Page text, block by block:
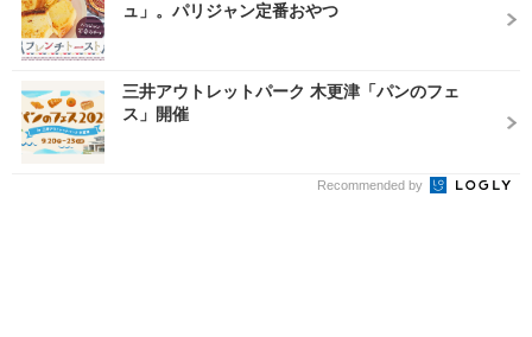
ュ」。パリジャン定番おやつ
三井アウトレットパーク 木更津「パンのフェ
ス」開催
Recommended by